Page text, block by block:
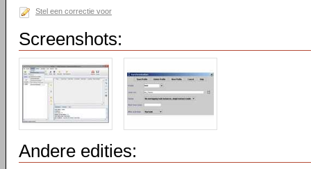
Stel een correctie voor
Screenshots:
Andere edities: